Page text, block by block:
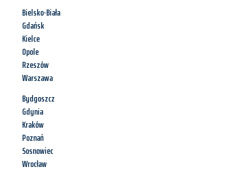
Bielsko-Biała
Gdańsk
Kielce
Opole
Rzeszów
Warszawa
Bydgoszcz
Gdynia
Kraków
Poznań
Sosnowiec
Wrocław